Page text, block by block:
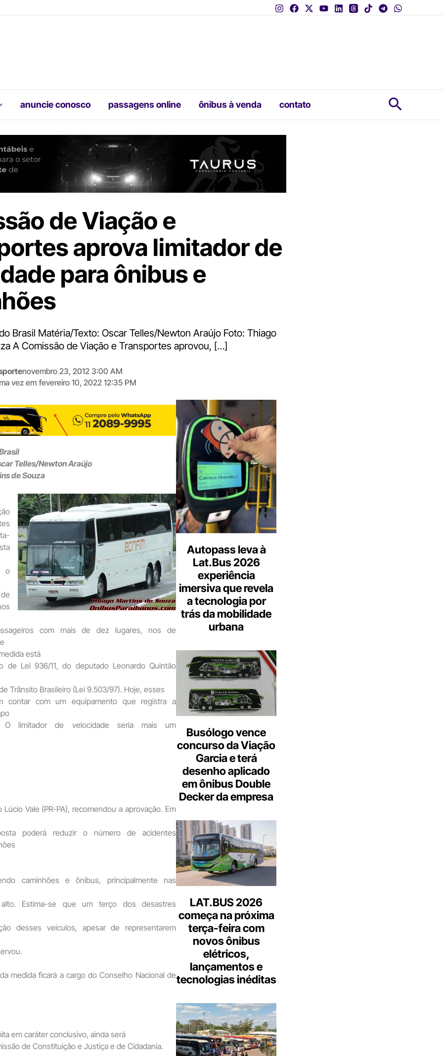
anuncie conosco passagens online ônibus à venda contato
de Viação e
aprova limitador de
para ônibus e
Brasil Matéria/Texto: Oscar Telles/Newton Araújo Foto: Thiago
A Comissão de Viação e Transportes aprovou, […]
novembro 23, 2012 3:00 AM
vez em fevereiro 10, 2022 12:35 PM
Telles/Newton Araújo
de Souza
o
com mais de dez lugares, nos de
está
de Lei 936/11, do deputado Leonardo Quintão
Trânsito Brasileiro (Lei 9.503/97). Hoje, esses
contar com um equipamento que registra a
O limitador de velocidade seria mais um
Lúcio Vale (PR-PA), recomendou a aprovação. Em
poderá reduzir o número de acidentes
caminhões e ônibus, principalmente nas
Estima-se que um terço dos desastres
desses veículos, apesar de representarem
medida ficará a cargo do Conselho Nacional de
em caráter conclusivo, ainda será
de Constituição e Justiça e de Cidadania.
Autopass leva à
Lat.Bus 2026
experiência
imersiva que revela
a tecnologia por
trás da mobilidade
urbana
Busólogo vence
concurso da Viação
Garcia e terá
desenho aplicado
em ônibus Double
Decker da empresa
LAT.BUS 2026
começa na próxima
terça-feira com
novos ônibus
elétricos,
lançamentos e
tecnologias inéditas
Digite
aqui
o
seu
e-
mail